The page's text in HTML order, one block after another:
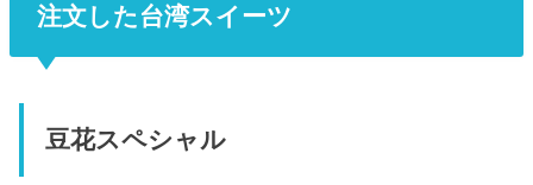
注文した台湾スイーツ
豆花スペシャル